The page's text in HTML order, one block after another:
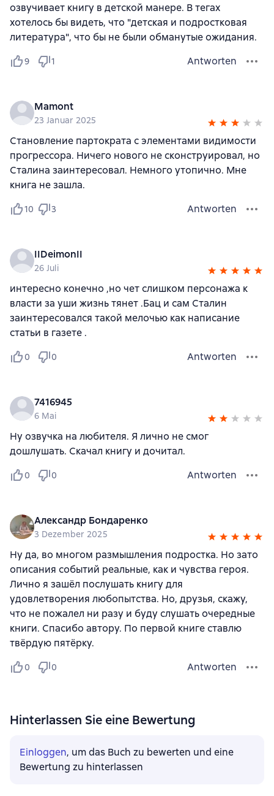
озвучивает книгу в детской манере. В тегах
хотелось бы видеть, что "детская и подростковая
литература", что бы не были обманутые ожидания.
9 1 Antworten
Mamont
23 Januar 2025
Становление партократа с элементами видимости
прогрессора. Ничего нового не сконструировал, но
Сталина заинтересовал. Немного утопично. Мне
книга не зашла.
10 3 Antworten
IIDeimonII
26 Juli
интересно конечно ,но чет слишком персонажа к
власти за уши жизнь тянет .Бац и сам Сталин
заинтересовался такой мелочью как написание
статьи в газете .
0 0 Antworten
7416945
6 Mai
Ну озвучка на любителя. Я лично не смог
дошлушать. Скачал книгу и дочитал.
0 0 Antworten
Александр Бондаренко
3 Dezember 2025
Ну да, во многом размышления подростка. Но зато
описания событий реальные, как и чувства героя.
Лично я зашёл послушать книгу для
удовлетворения любопытства. Но, друзья, скажу,
что не пожалел ни разу и буду слушать очередные
книги. Спасибо автору. По первой книге ставлю
твёрдую пятёрку.
0 0 Antworten
Hinterlassen Sie eine Bewertung
Einloggen, um das Buch zu bewerten und eine
Bewertung zu hinterlassen